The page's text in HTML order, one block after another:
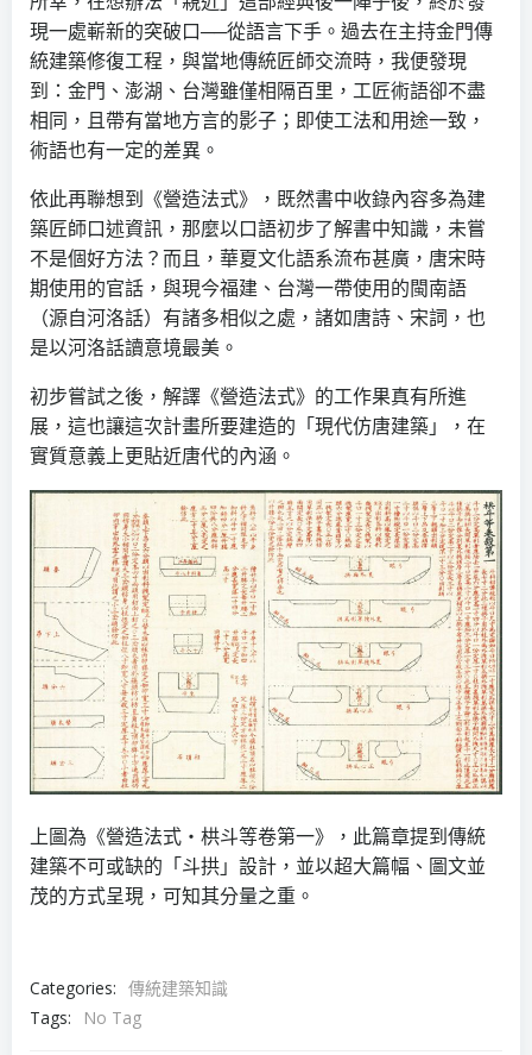
現一處嶄新的突破口──從語言下手。過去在主持金門傳
統建築修復工程，與當地傳統匠師交流時，我便發現
到：金門、澎湖、台灣雖僅相隔百里，工匠術語卻不盡
相同，且帶有當地方言的影子；即使工法和用途一致，
術語也有一定的差異。
依此再聯想到《營造法式》，既然書中收錄內容多為建
築匠師口述資訊，那麼以口語初步了解書中知識，未嘗
不是個好方法？而且，華夏文化語系流布甚廣，唐宋時
期使用的官話，與現今福建、台灣一帶使用的閩南語
（源自河洛話）有諸多相似之處，諸如唐詩、宋詞，也
是以河洛話讀意境最美。
初步嘗試之後，解譯《營造法式》的工作果真有所進
展，這也讓這次計畫所要建造的「現代仿唐建築」，在
實質意義上更貼近唐代的內涵。
上圖為《營造法式‧栱斗等卷第一》，此篇章提到傳統
建築不可或缺的「斗拱」設計，並以超大篇幅、圖文並
茂的方式呈現，可知其分量之重。
Categories: 傳統建築知識
Tags:
No Tag